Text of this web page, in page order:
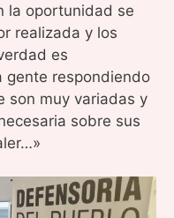
la oportunidad se
realizada y los
es
gente respondiendo
son muy variadas y
sobre sus